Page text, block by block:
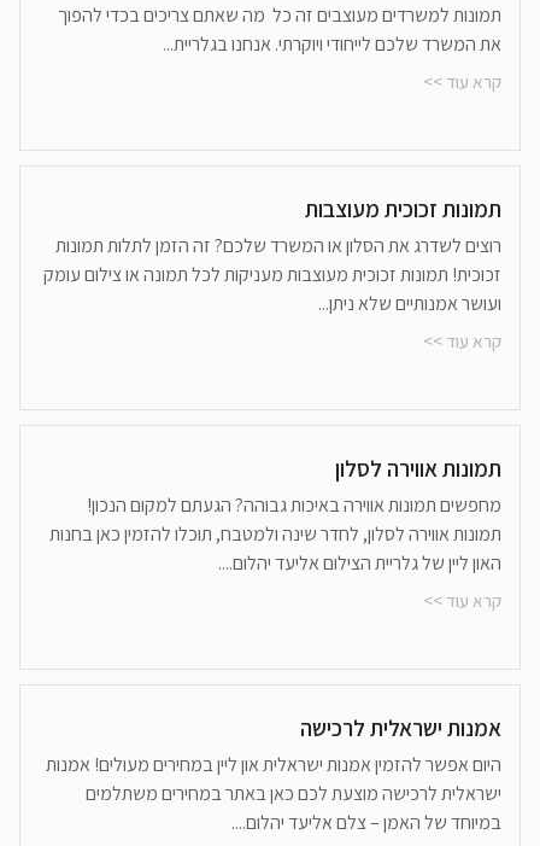
תמונות למשרדים מעוצבים זה כל מה שאתם צריכים בכדי להפוך
את המשרד שלכם לייחודי ויוקרתי. אנחנו בגלריית...
קרא עוד >>
תמונות זכוכית מעוצבות
רוצים לשדרג את הסלון או המשרד שלכם? זה הזמן לתלות תמונות
זכוכית! תמונות זכוכית מעוצבות מעניקות לכל תמונה או צילום עומק
ועושר אמנותיים שלא ניתן...
קרא עוד >>
תמונות אווירה לסלון
מחפשים תמונות אווירה באיכות גבוהה? הגעתם למקום הנכון!
תמונות אווירה לסלון, לחדר שינה ולמטבח, תוכלו להזמין כאן בחנות
האון ליין של גלריית הצילום אליעד יהלום....
קרא עוד >>
אמנות ישראלית לרכישה
היום אפשר להזמין אמנות ישראלית און ליין במחירים מעולים! אמנות
ישראלית לרכישה מוצעת לכם כאן באתר במחירים משתלמים
במיוחד של האמן – צלם אליעד יהלום....